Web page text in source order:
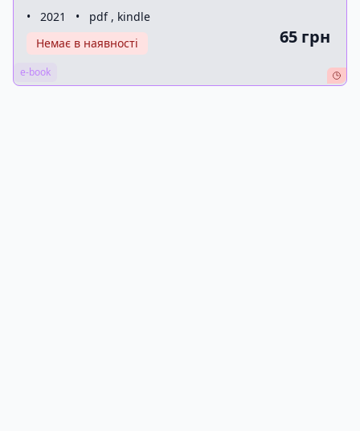
• 2021 •
pdf , kindle
Немає в наявності
65 грн
e-book